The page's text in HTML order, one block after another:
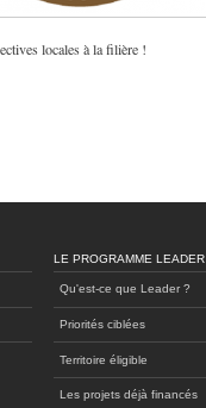
locales à la filière !
LE PROGRAMME LEADER
Qu'est-ce que Leader ?
Priorités ciblées
Territoire éligible
Les projets déjà financés